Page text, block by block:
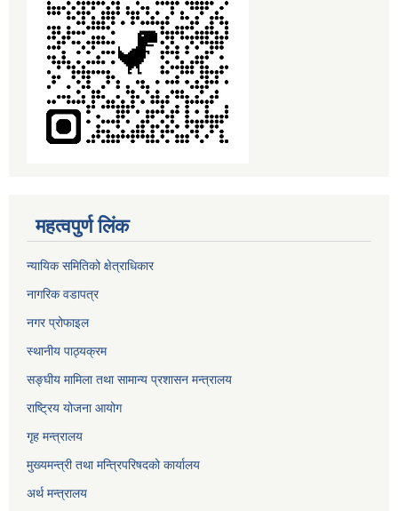
महत्वपुर्ण लिंक
न्यायिक समितिको क्षेत्राधिकार
नागरिक वडापत्र
नगर प्रोफाइल
स्थानीय पाठ्यक्रम
सङ्घीय मामिला तथा सामान्य प्रशासन मन्त्रालय
राष्ट्रिय योजना आयोग
गृह मन्त्रालय
मुख्यमन्त्री तथा मन्त्रिपरिषदको कार्यालय
अर्थ मन्त्रालय